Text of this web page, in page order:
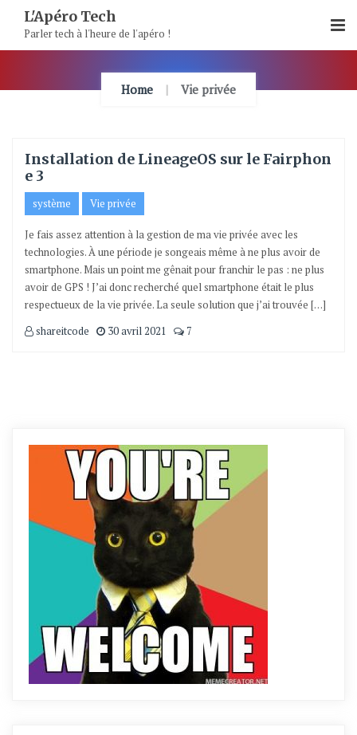
Content
L'Apéro Tech
Parler tech à l'heure de l'apéro !
Home Vie privée
Installation de LineageOS sur le Fairphon
e 3
système Vie privée
Je fais assez attention à la gestion de ma vie privée avec les
technologies. À une période je songeais même à ne plus avoir de
smartphone. Mais un point me gênait pour franchir le pas : ne plus
avoir de GPS ! J’ai donc recherché quel smartphone était le plus
respectueux de la vie privée. La seule solution que j’ai trouvée […]
shareitcode
30 avril 2021 7